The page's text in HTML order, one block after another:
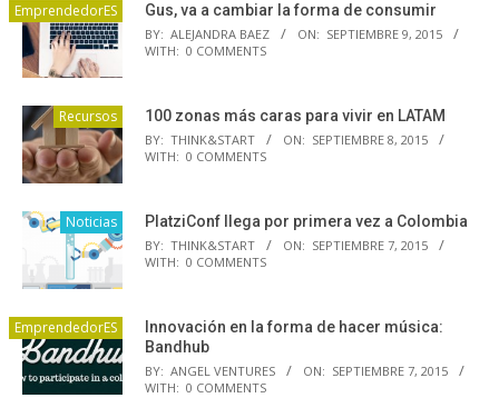
EmprendedorES Gus, va a cambiar la forma de consumir
BY: ALEJANDRA BAEZ ON: SEPTIEMBRE 9, 2015
WITH: 0 COMMENTS
Recursos 100 zonas más caras para vivir en LATAM
BY: THINK&START ON: SEPTIEMBRE 8, 2015
WITH: 0 COMMENTS
Noticias PlatziConf llega por primera vez a Colombia
BY: THINK&START ON: SEPTIEMBRE 7, 2015
WITH: 0 COMMENTS
EmprendedorES
Innovación en la forma de hacer música:
Bandhub
BY: ANGEL VENTURES ON: SEPTIEMBRE 7, 2015
WITH: 0 COMMENTS